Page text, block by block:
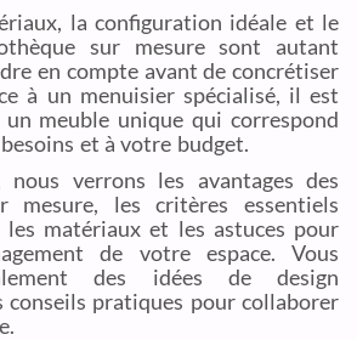
la configuration idéale et le
sur mesure sont autant
en compte avant de concrétiser
à un menuisier spécialisé, il est
meuble unique qui correspond
et à votre budget.
verrons les avantages des
mesure, les critères essentiels
matériaux et les astuces pour
de votre espace. Vous
des idées de design
conseils pratiques pour collaborer